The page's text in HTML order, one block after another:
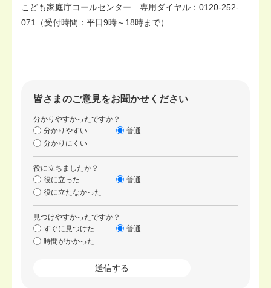
こども家庭庁コールセンター 専用ダイヤル：0120-252-
071（受付時間：平日9時～18時まで）
皆さまのご意見をお聞かせください
分かりやすかったですか？
分かりやすい
普通
分かりにくい
役に立ちましたか？
役に立った
普通
役に立たなかった
見つけやすかったですか？
すぐに見つけた
普通
時間がかかった